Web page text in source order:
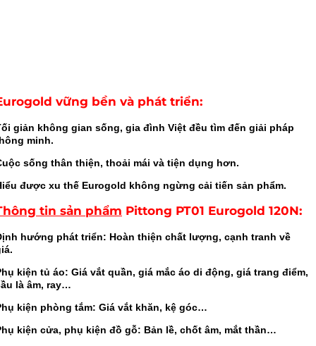
vững bền và phát triển:
giản không gian sống, gia đình Việt đều tìm đến giải pháp
minh.
sống thân thiện, thoải mái và tiện dụng hơn.
được xu thế Eurogold không ngừng cải tiến sản phẩm.
tin sản phẩm Pittong PT01 Eurogold 120N:
hướng phát triển: Hoàn thiện chất lượng, cạnh tranh về
kiện tủ áo: Giá vắt quần, giá mắc áo di động, giá trang điểm,
là âm, ray…
kiện phòng tắm: Giá vắt khăn, kệ góc…
kiện cửa, phụ kiện đồ gỗ: Bản lề, chốt âm, mắt thần…